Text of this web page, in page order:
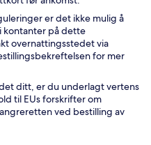
er det ikke mulig å
kontanter på dette
overnattingsstedet via
for mer
ditt, er du underlagt vertens
til EUs forskrifter om
ved bestilling av